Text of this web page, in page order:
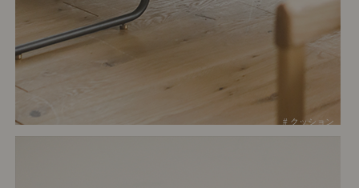
# クッション